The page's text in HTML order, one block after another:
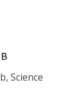
Science